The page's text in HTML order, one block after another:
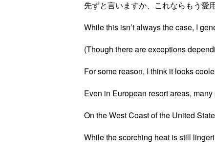
先ずと言いますか、これならもう愛
While this isn’t always the case, I
(Though there are exceptions
For some reason, I think it looks
Even in European resort areas,
On the West Coast of the United
While the scorching heat is still